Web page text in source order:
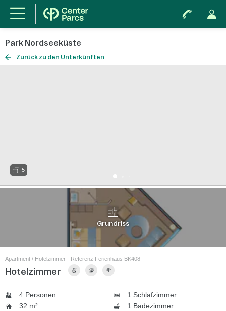
Park Nordseeküste
Zurück zu den Unterkünften
5
Grundriss
Apartment / Hotelzimmer - Referenz Ferienhaus BK408
Hotelzimmer
4 Personen
1 Schlafzimmer
32 m²
1 Badezimmer